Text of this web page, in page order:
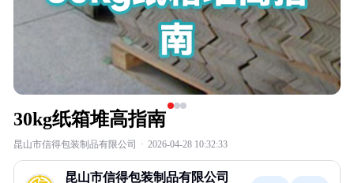
30kg纸箱堆高指南
昆山市信得包装制品有限公司 · 2026-04-28 10:32:33
昆山市信得包装制品有限公司